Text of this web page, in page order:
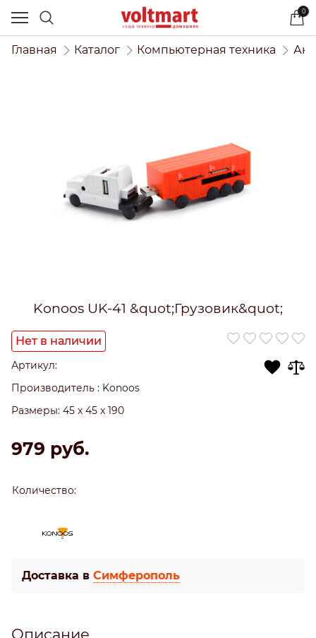
0
Главная Каталог Компьютерная техника
Konoos UK-41 &quot;Грузовик&quot;
Нет в наличии
Артикул:
Производитель : Konoos
Размеры: 45 x 45 x 190
979 руб.
Количество:
Доставка в Симферополь
Описание